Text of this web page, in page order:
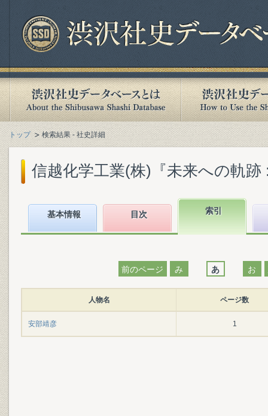
トップ 検索結果 - 社史詳細
信越化学工業(株)『未来への軌
基本情報 目次 索引
前のページ み あ お
人物名 ページ数
安部靖彦 1